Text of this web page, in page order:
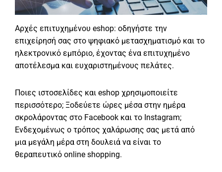
Αρχές επιτυχημένου eshop: οδηγήστε την
επιχείρησή σας στο ψηφιακό μετασχηματισμό και το
ηλεκτρονικό εμπόριο, έχοντας ένα επιτυχημένο
αποτέλεσμα και ευχαριστημένους πελάτες.
Ποιες ιστοσελίδες και eshop χρησιμοποιείτε
περισσότερο; Ξοδεύετε ώρες μέσα στην ημέρα
σκρολάροντας στο Facebook και το Instagram;
Ενδεχομένως ο τρόπος χαλάρωσης σας μετά από
μια μεγάλη μέρα στη δουλειά να είναι το
θεραπευτικό online shopping.